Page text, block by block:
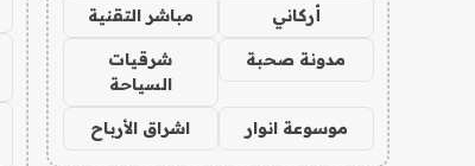
أركاني مباشر التقنية
مدونة صحبة
شرقيات
السياحة
موسوعة انوار اشراق الأرباح